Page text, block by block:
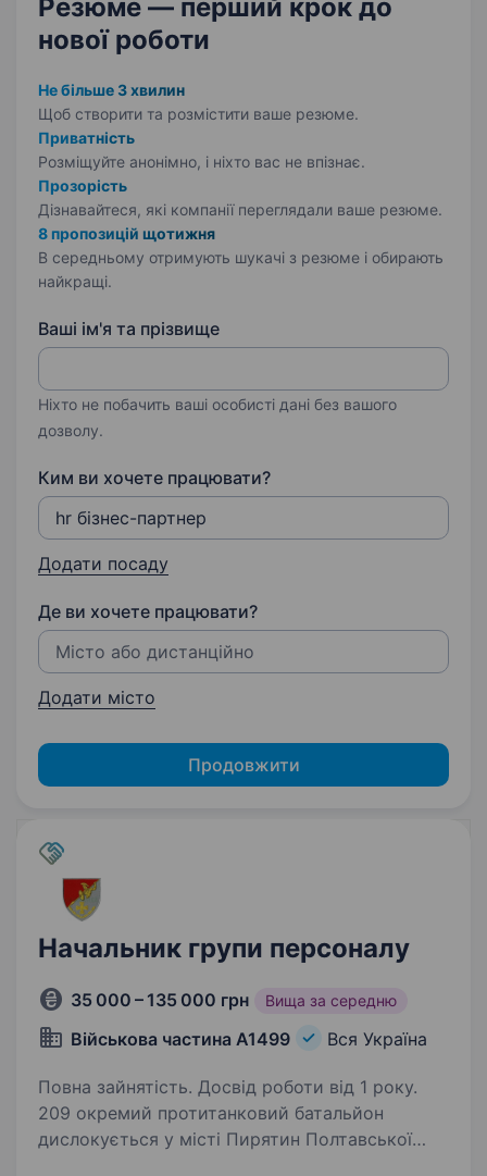
Резюме — перший крок до
нової роботи
Не більше 3 хвилин
Щоб створити та розмістити ваше резюме.
Приватність
Розміщуйте анонімно, і ніхто вас не впізнає.
Прозорість
Дізнавайтеся, які компанії переглядали ваше резюме.
8 пропозицій щотижня
В середньому отримують шукачі з резюме і обирають
найкращі.
Ваші ім'я та прізвище
Ніхто не побачить ваші особисті дані без вашого
дозволу.
Ким ви хочете працювати?
Додати посаду
Де ви хочете працювати?
Додати місто
Продовжити
Начальник групи персоналу
35 000 – 135 000 грн Вища за середню
Військова частина А1499 Вся Україна
Повна зайнятість. Досвід роботи від 1 року.
209 окремий протитанковий батальйон
дислокується у місті Пирятин Полтавської